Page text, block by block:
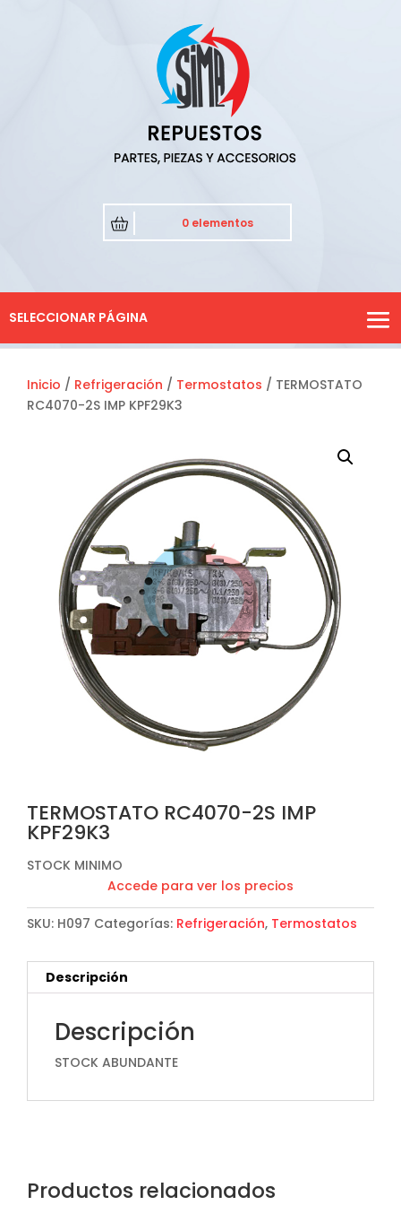
0 elementos
SELECCIONAR PÁGINA
Inicio / Refrigeración / Termostatos / TERMOSTATO
RC4070-2S IMP KPF29K3
TERMOSTATO RC4070-2S IMP
KPF29K3
STOCK MINIMO
Accede para ver los precios
SKU: H097 Categorías: Refrigeración, Termostatos
Descripción
Descripción
STOCK ABUNDANTE
Productos relacionados